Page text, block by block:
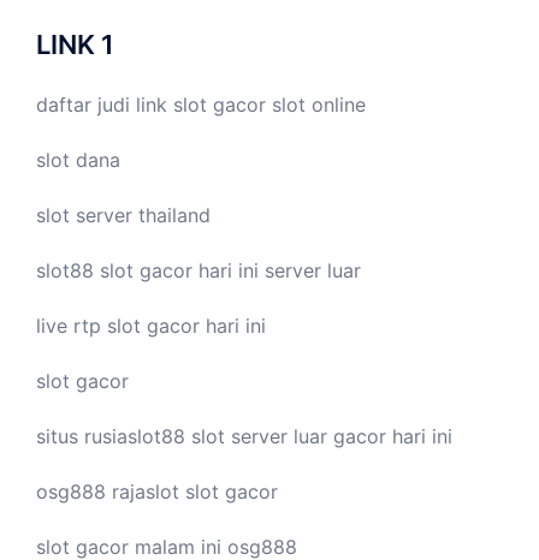
LINK 1
daftar judi link slot gacor slot online
slot dana
slot server thailand
slot88 slot gacor hari ini server luar
live rtp slot gacor hari ini
slot gacor
situs rusiaslot88 slot server luar gacor hari ini
osg888 rajaslot slot gacor
slot gacor malam ini osg888